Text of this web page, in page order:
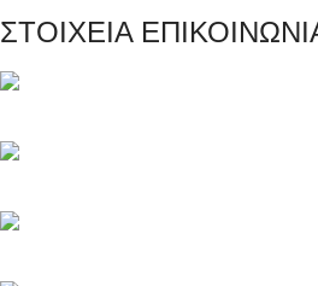
υπέροχων αναμνήσεων που θα
δημιουργηθούν.
ΣΤΟΙΧΕΙΑ